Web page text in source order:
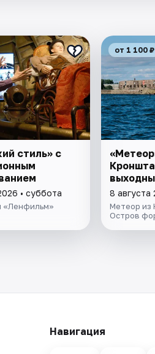
стиль» с
• суббота
«Ленфильм»
от 1 100 ₽
8 августа
Метеор из
Остров
Навигация